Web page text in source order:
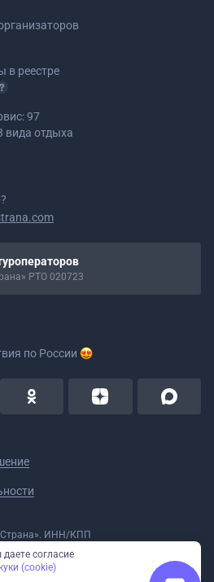
в реестре
97
вида отдыха
РТО 020723
по России
ИНН/КПП
№ 59-18-006319 (Приказ № 321 от
согласие
(cookie)